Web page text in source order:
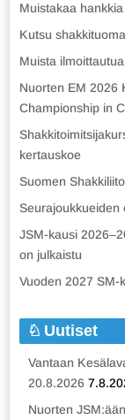
Muistakaa
Kutsu
Muista
Nuorten EM 2026
Championship in
kertauskoe
Suomen
JSM-kausi
on julkaistu
Vuoden 2027 SM-
Uutiset
Vantaan
20.8.2026
Nuorten